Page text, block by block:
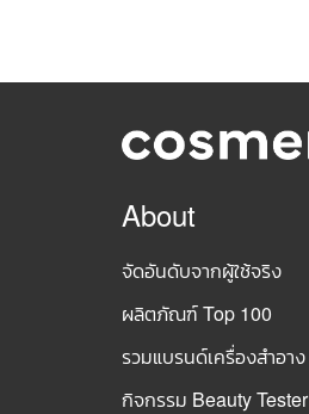
About
จัดอันดับจากผู้ใช้จริง
ผลิตภัณฑ์ Top 100
รวมแบรนด์เครื่องสำอาง
กิจกรรม Beauty Tester